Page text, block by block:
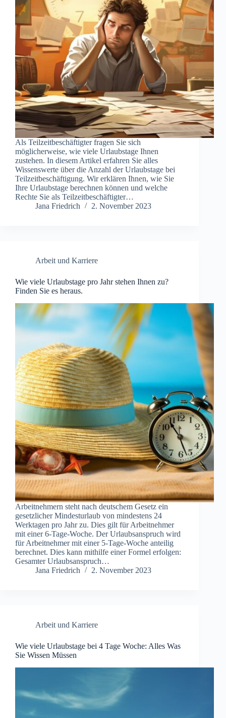
Als Teilzeitbeschäftigter fragen Sie sich
möglicherweise, wie viele Urlaubstage Ihnen
zustehen. In diesem Artikel erfahren Sie alles
Wissenswerte über die Anzahl der Urlaubstage bei
Teilzeitbeschäftigung. Wir erklären Ihnen, wie Sie
Ihre Urlaubstage berechnen können und welche
Rechte Sie als Teilzeitbeschäftigter…
Jana Friedrich
2. November 2023
Arbeit und Karriere
Wie viele Urlaubstage pro Jahr stehen Ihnen zu?
Finden Sie es heraus.
Arbeitnehmern steht nach deutschem Gesetz ein
gesetzlicher Mindesturlaub von mindestens 24
Werktagen pro Jahr zu. Dies gilt für Arbeitnehmer
mit einer 6-Tage-Woche. Der Urlaubsanspruch wird
für Arbeitnehmer mit einer 5-Tage-Woche anteilig
berechnet. Dies kann mithilfe einer Formel erfolgen:
Gesamter Urlaubsanspruch…
Jana Friedrich
2. November 2023
Arbeit und Karriere
Wie viele Urlaubstage bei 4 Tage Woche: Alles Was
Sie Wissen Müssen